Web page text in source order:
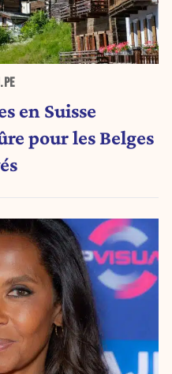
en Suisse
pour les Belges